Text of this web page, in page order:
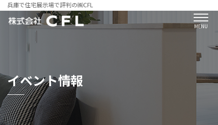
兵庫で住宅展示場で評判の㈱CFL
MENU
イベント情報